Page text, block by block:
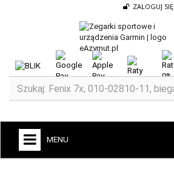
ZALOGUJ SIĘ
MENU